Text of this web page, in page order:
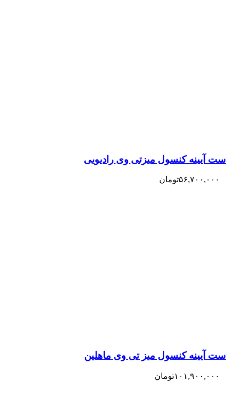
ست آیینه کنسول میزتی وی رادیویی
۵۶,۷۰۰,۰۰۰تومان
ست آیینه کنسول میز تی وی ماهلین
۱۰۱,۹۰۰,۰۰۰تومان